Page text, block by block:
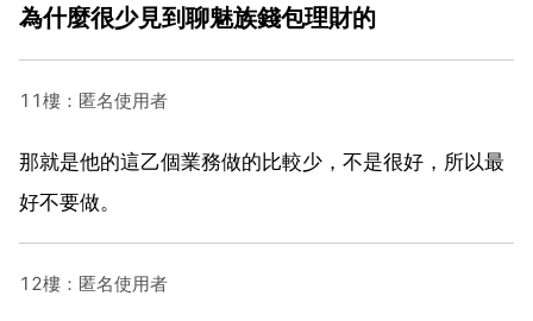
為什麼很少見到聊魅族錢包理財的
11樓：匿名使用者
那就是他的這乙個業務做的比較少，不是很好，所以最
好不要做。
12樓：匿名使用者